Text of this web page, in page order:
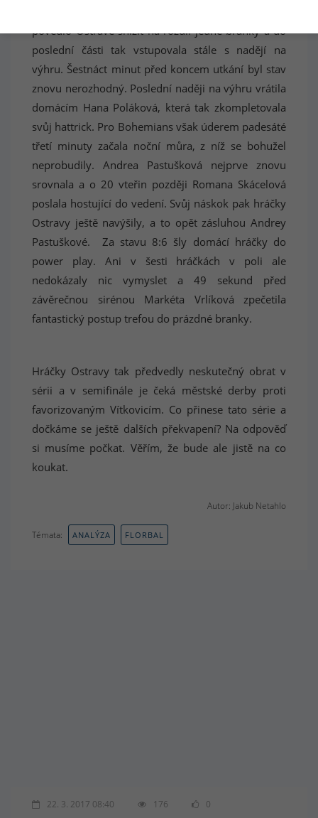
povedlo Ostravě snížit na rozdíl jedné branky a do
poslední části tak vstupovala stále s nadějí na
výhru. Šestnáct minut před koncem utkání byl stav
znovu nerozhodný. Poslední naději na výhru vrátila
domácím Hana Poláková, která tak zkompletovala
svůj hattrick. Pro Bohemians však úderem padesáté
třetí minuty začala noční můra, z níž se bohužel
neprobudily. Andrea Pastušková nejprve znovu
srovnala a o 20 vteřin později Romana Skácelová
poslala hostující do vedení. Svůj náskok pak hráčky
Ostravy ještě navýšily, a to opět zásluhou Andrey
Pastuškové. Za stavu 8:6 šly domácí hráčky do
power play. Ani v šesti hráčkách v poli ale
nedokázaly nic vymyslet a 49 sekund před
závěrečnou sirénou Markéta Vrlíková zpečetila
fantastický postup trefou do prázdné branky.
Hráčky Ostravy tak předvedly neskutečný obrat v
sérii a v semifinále je čeká městské derby proti
favorizovaným Vítkovicím. Co přinese tato série a
dočkáme se ještě dalších překvapení? Na odpověď
si musíme počkat. Věřím, že bude ale jistě na co
koukat.
Autor: Jakub Netahlo
Témata: ANALÝZA FLORBAL
22. 3. 2017 08:40 176 0